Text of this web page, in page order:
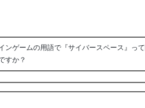
ンゲームの用語で『サイバースペース』っ
すか？